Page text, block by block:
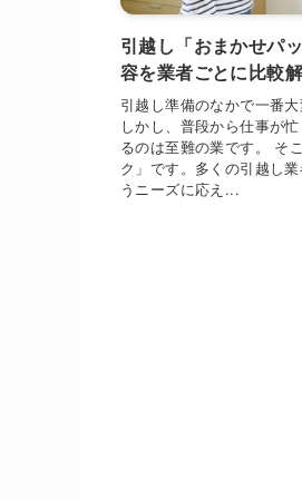
引越し「おまかせパ
容を業者ごとに比較
引越し準備のなかで一番
しかし、普段から仕事が
るのは至難の業です。 そ
ク」です。多くの引越し
うニーズに応え...